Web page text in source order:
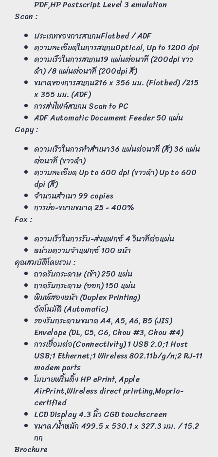
PDF,HP Postscript Level 3 emulation
Scan :
ประเภทของการสแกนFlatbed / ADF
ความละเอียดในการสแกนOptical, Up to 1200 dpi
ความเร็วในการสแกน19 แผ่นต่อนาที (200dpi ขาว
ดำ) /8 แผ่นต่อนาที (200dpi สี)
ขนาดของการสแกน216 x 356 มม. (Flatbed) /215
x 355 มม. (ADF)
การส่งไฟล์สแกน Scan to PC
ADF Automatic Document Feeder 50 แผ่น
Copy :
ความเร็วในการทำสำเนา36 แผ่นต่อนาที (สี) 36 แผ่น
ต่อนาที (ขาวดำ)
ความละเอียด Up to 600 dpi (ขาวดำ) Up to 600
dpi (สี)
จำนวนสำเนา 99 copies
การย่อ-ขยายขนาด 25 - 400%
Fax :
ความเร็วในการรับ-ส่งแฟกซ์ 4 วินาทีต่อแผ่น
หน่วยความจำแฟกซ์ 100 หน้า
คุณสมบัติโดยรวม :
ถาดรับกระดาษ (เข้า) 250 แผ่น
ถาดรับกระดาษ (ออก) 150 แผ่น
พิมพ์สองหน้า (Duplex Printing)
อัตโนมัติ (Automatic)
รองรับกระดาษขนาด A4, A5, A6, B5 (JIS)
Envelope (DL, C5, C6, Chou #3, Chou #4)
การเชื่อมต่อ(Connectivity) 1 USB 2.0;1 Host
USB;1 Ethernet;1 Wireless 802.11b/g/n;2 RJ-11
modem ports
โมบายพริ้นติ้ง HP ePrint, Apple
AirPrint,Wireless direct printing,Mopria-
certified
LCD Display 4.3 นิ้ว CGD touchscreen
ขนาด/น้ำหนัก 499.5 x 530.1 x 327.3 มม. / 15.2
กก
Brochure